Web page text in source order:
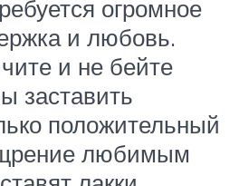
огромное
и любовь.
и не бейте
заставить
положительный
любимым